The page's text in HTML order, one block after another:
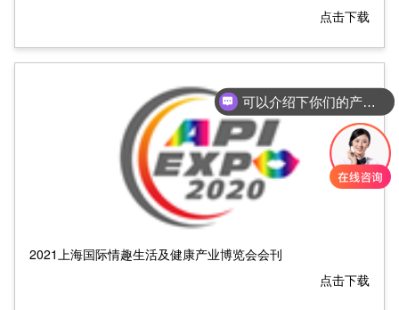
点击下载
2021上海国际情趣生活及健康产业博览会会刊
点击下载
可以介绍下你们的产品么